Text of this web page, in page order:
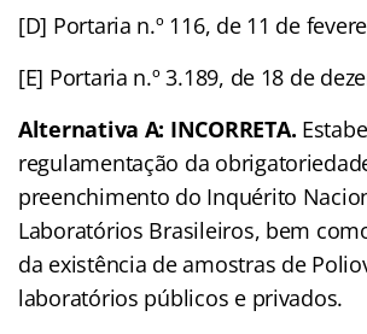
[D] Portaria n.º 116, de 11 de
[E] Portaria n.º 3.189, de 18 de
Alternativa A: INCORRETA.
regulamentação da
preenchimento do Inquérito
Laboratórios Brasileiros, bem
da existência de amostras de
laboratórios públicos e privados.